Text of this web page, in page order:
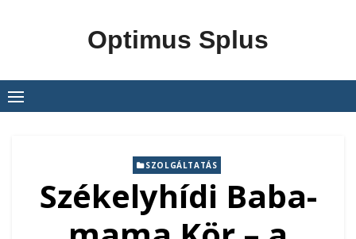
Optimus Splus
SZOLGÁLTATÁS
Székelyhídi Baba-